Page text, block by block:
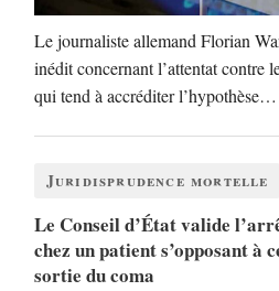
Le journaliste allemand Florian
inédit concernant l’attentat contre
qui tend à accréditer l’hypothèse…
Juridisprudence mortelle
Le Conseil d’État valide
chez un patient s’opposant à
sortie du coma